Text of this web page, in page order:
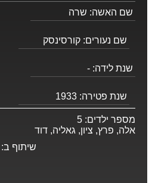
שם האשה: שרה
שם נעורים: קורסינסק
שנת לידה: -
שנת פטירה: 1933
מספר ילדים: 5
אלה, פרץ, ציון, גאליה, דוד
שיתוף ב: